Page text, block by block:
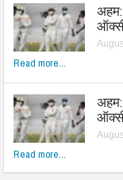
अहम:
Read more...
अहम:
Read more...